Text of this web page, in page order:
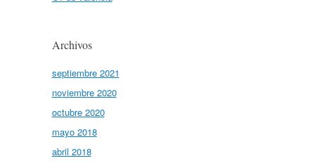
Archivos
septiembre 2021
noviembre 2020
octubre 2020
mayo 2018
abril 2018